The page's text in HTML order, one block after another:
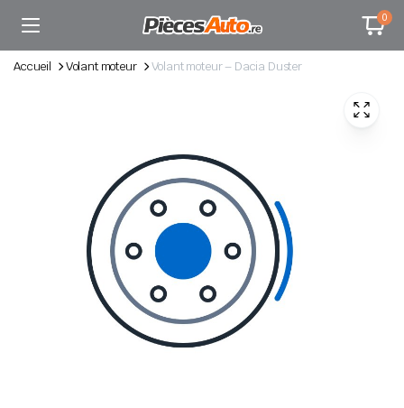
0
Accueil Volant moteur Volant moteur – Dacia Duster